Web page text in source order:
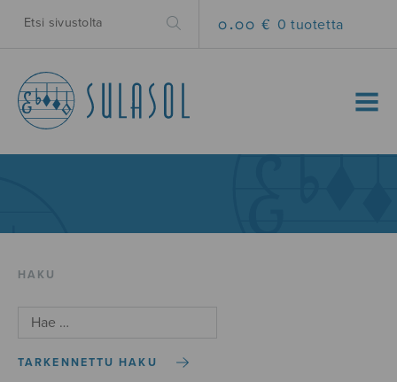
0.00 € 0 tuotetta
MENU
HAKU
TARKENNETTU HAKU